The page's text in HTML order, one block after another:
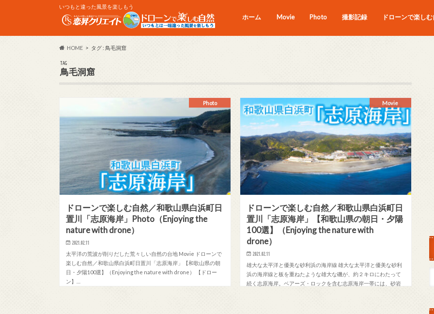
いつもと違った風景を楽しもう
ホーム Movie Photo 撮影記録 ドローンで楽し
HOME タグ : 鳥毛洞窟
TAG
鳥毛洞窟
Photo
ドローンで楽しむ自然／和歌山県白浜町日
置川「志原海岸」Photo（Enjoying the
nature with drone）
2021.02.11
太平洋の荒波が削りだした荒々しい自然の台地 Movie ドローンで
楽しむ自然／和歌山県白浜町日置川「志原海岸」【和歌山県の朝
日・夕陽100選】（Enjoying the nature with drone） 【ドロー
ン】…
Movie
ドローンで楽しむ自然／和歌山県白浜町日
置川「志原海岸」【和歌山県の朝日・夕陽
100選】（Enjoying the nature with
drone）
2021.02.11
雄大な太平洋と優美な砂利浜の海岸線 雄大な太平洋と優美な砂利
浜の海岸線と板を重ねたような雄大な磯が、約２キロにわたって
続く志原海岸。ベアーズ・ロックを含む志原海岸一帯には、砂岩